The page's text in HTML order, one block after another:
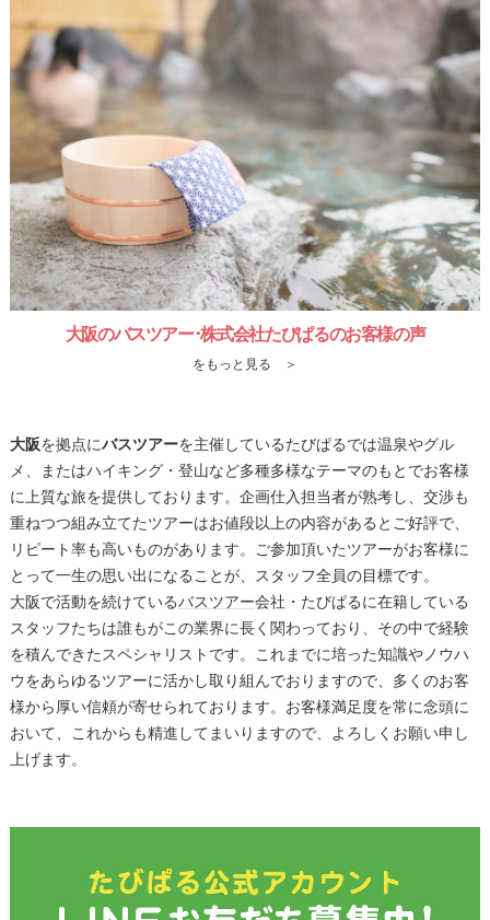
大阪のバスツアー･株式会社たびぱるのお客様の声
をもっと見る ＞
大阪を拠点にバスツアーを主催しているたびぱるでは温泉やグル
メ、またはハイキング・登山など多種多様なテーマのもとでお客様
に上質な旅を提供しております。企画仕入担当者が熟考し、交渉も
重ねつつ組み立てたツアーはお値段以上の内容があるとご好評で、
リピート率も高いものがあります。ご参加頂いたツアーがお客様に
とって一生の思い出になることが、スタッフ全員の目標です。
大阪で活動を続けているバスツアー会社・たびぱるに在籍している
スタッフたちは誰もがこの業界に長く関わっており、その中で経験
を積んできたスペシャリストです。これまでに培った知識やノウハ
ウをあらゆるツアーに活かし取り組んでおりますので、多くのお客
様から厚い信頼が寄せられております。お客様満足度を常に念頭に
おいて、これからも精進してまいりますので、よろしくお願い申し
上げます。